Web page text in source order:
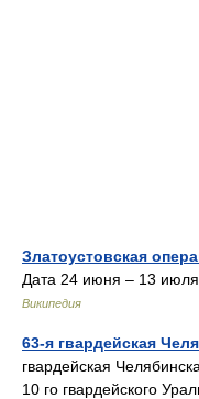
Златоустовская
Дата 24 июня – 13
Википедия
63-я гвардейская
гвардейская
10 го гвардейского